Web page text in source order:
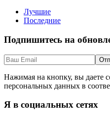
Лучшие
Последние
Подпишитесь на
Нажимая на кнопку, вы даете
персональных данных в
Я в социальных сетях